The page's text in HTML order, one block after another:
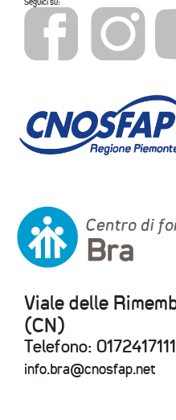
Viale delle
(CN)
Telefono:
info.bra@cnosfap.net